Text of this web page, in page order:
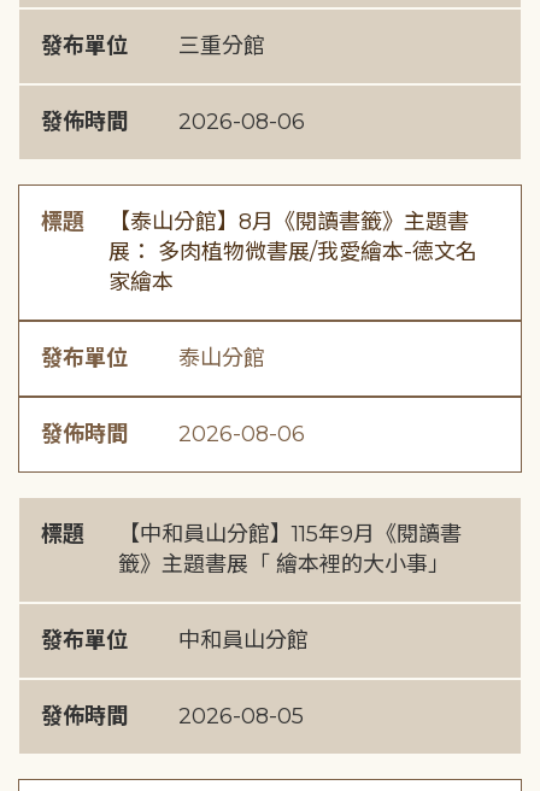
發布單位 三重分館
發佈時間 2026-08-06
標題
【泰山分館】8月《閱讀書籤》主題書
展： 多肉植物微書展/我愛繪本-德文名
家繪本
發布單位 泰山分館
發佈時間 2026-08-06
標題
【中和員山分館】115年9月《閱讀書
籤》主題書展「 繪本裡的大小事」
發布單位 中和員山分館
發佈時間 2026-08-05